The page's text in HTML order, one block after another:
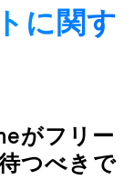
に関す
がフリー
つべきで